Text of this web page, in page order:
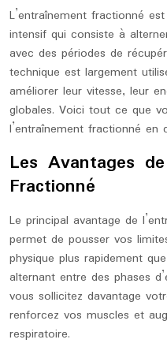
L’entraînement fractionné
intensif qui consiste à
avec des périodes de
technique est largement
améliorer leur vitesse, leur
globales. Voici tout ce que
l’entraînement fractionné en
Les Avantages
Fractionné
Le principal avantage de
permet de pousser vos
physique plus rapidement
alternant entre des phases
vous sollicitez davantage
renforcez vos muscles et
respiratoire.